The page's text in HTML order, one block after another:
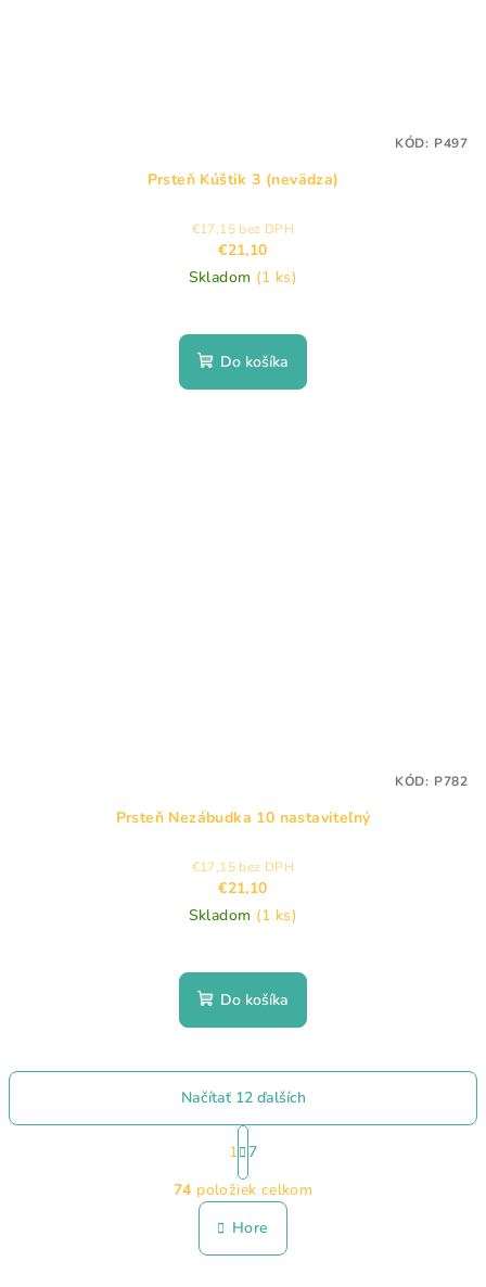
Prsteň Kúštik 3 (nevädza)
€17,15 bez DPH
€21,10
Skladom (1 ks)
Do košíka
KÓD: P497
Prsteň Nezábudka 10 nastaviteľný
€17,15 bez DPH
€21,10
Skladom (1 ks)
Do košíka
KÓD: P782
O
v
l
á
Načítať 12 ďalších
S
t
r
á
n
k
o
1 7
74 položiek celkom
Hore